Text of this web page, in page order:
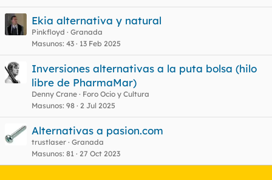
Ekia alternativa y natural
Pinkfloyd
Granada
Masunos 43 13 Feb 2025
Inversiones alternativas a la puta bolsa (hilo
libre de PharmaMar)
Denny Crane
Foro Ocio y Cultura
Masunos 98 2 Jul 2025
Alternativas a pasion.com
trustlaser Granada
Masunos 81 27 Oct 2023